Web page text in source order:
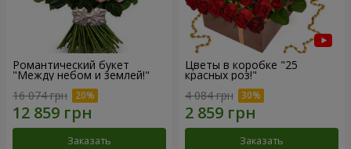
Романтический букет
"Между небом и землей!"
16 074 грн
Заказать
Цветы в коробке "25
красных роз!"
4 084 грн
Заказать